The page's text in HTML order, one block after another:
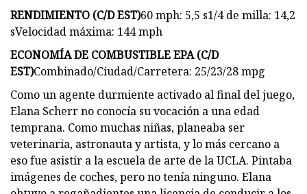
RENDIMIENTO (C/D EST)60 mph: 5,5 s1/4 de milla: 14,2
sVelocidad máxima: 144 mph
ECONOMÍA DE COMBUSTIBLE EPA (C/D
EST)Combinado/Ciudad/Carretera: 25/23/28 mpg
Como un agente durmiente activado al final del juego,
Elana Scherr no conocía su vocación a una edad
temprana. Como muchas niñas, planeaba ser
veterinaria, astronauta y artista, y lo más cercano a
eso fue asistir a la escuela de arte de la UCLA. Pintaba
imágenes de coches, pero no tenía ninguno. Elana